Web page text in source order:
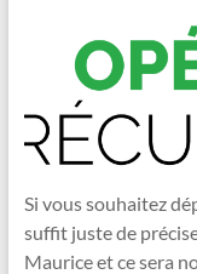
Si vous souhaitez
suffit juste de
Maurice et ce sera